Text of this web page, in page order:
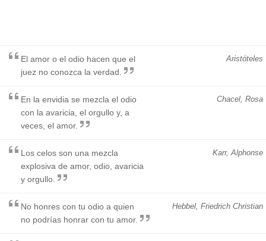
Aristóteles
El amor o el odio hacen que el
juez no conozca la verdad.
Chacel, Rosa
En la envidia se mezcla el odio
con la avaricia, el orgullo y, a
veces, el amor.
Karr, Alphonse
Los celos son una mezcla
explosiva de amor, odio, avaricia
y orgullo.
Hebbel, Friedrich Christian
No honres con tu odio a quien
no podrías honrar con tu amor.